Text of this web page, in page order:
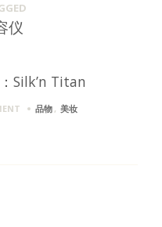
仪
Silk’n Titan
品物 , 美妆